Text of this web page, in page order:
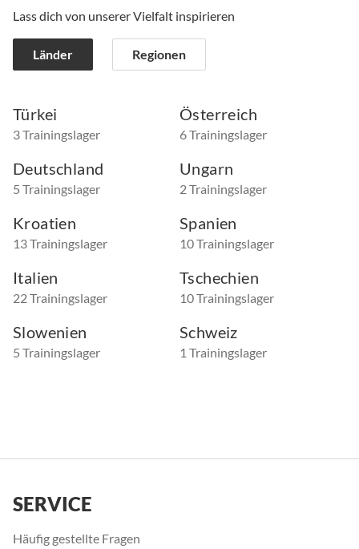
Lass dich von unserer Vielfalt inspirieren
Länder Regionen
Türkei
3 Trainingslager
Österreich
6 Trainingslager
Deutschland
5 Trainingslager
Ungarn
2 Trainingslager
Kroatien
13 Trainingslager
Spanien
10 Trainingslager
Italien
22 Trainingslager
Tschechien
10 Trainingslager
Slowenien
5 Trainingslager
Schweiz
1 Trainingslager
SERVICE
Häufig gestellte Fragen